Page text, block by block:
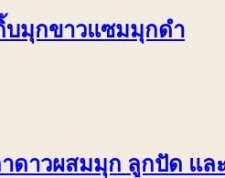
บมุกขาวแซมมุกดำ
ดาวผสมมุก ลูกปัด แล